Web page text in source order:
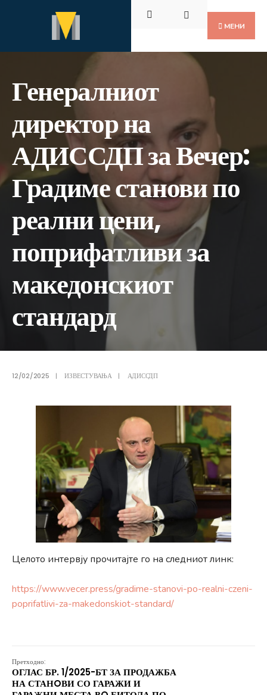
содржината
МЕНИ
Генералниот
директор на
АДИССДП за Вечер:
Градиме станови по
реални цени,
поприфатливи за
македонскиот
стандард
12/02/2025 | ИЗВЕСТУВАЊА | АДИССДП
Целото интервју прочитајте го на следниот линк:
https://www.vecer.press/gradime-stanovi-po-realni-czeni-
poprifatlivi-za-makedonskiot-standard/
Претходно:
ОГЛАС БР. 1/2025-БТ ЗА ПРОДАЖБА
НА СТАНOВИ СО ГАРАЖИ И